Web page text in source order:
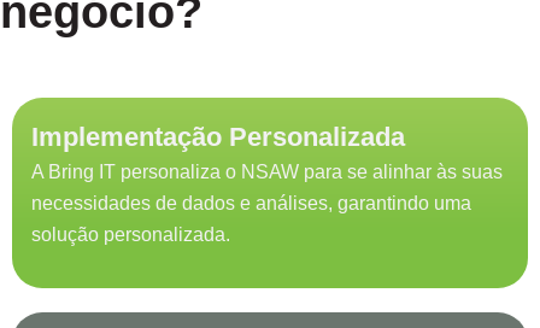
negócio?
Implementação Personalizada
A Bring IT personaliza o NSAW para se alinhar às suas
necessidades de dados e análises, garantindo uma
solução personalizada.